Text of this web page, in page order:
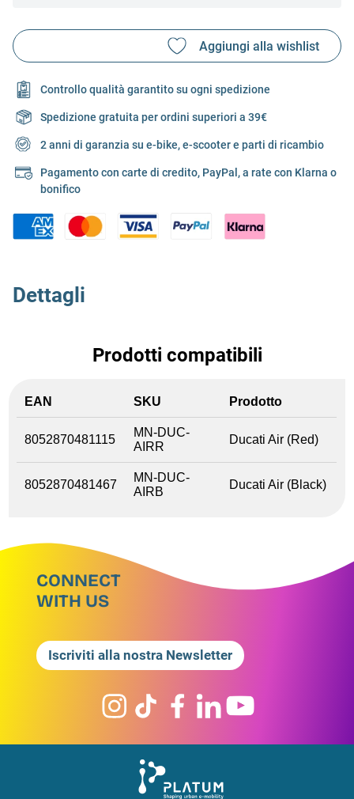
Controllo qualità garantito su ogni spedizione
Spedizione gratuita per ordini superiori a 39€
2 anni di garanzia su e-bike, e-scooter e parti di ricambio
Pagamento con carte di credito, PayPal, a rate con Klarna o
bonifico
Dettagli
Prodotti compatibili
EAN SKU Prodotto
8052870481115
MN-DUC-
AIRR
Ducati Air (Red)
8052870481467
MN-DUC-
AIRB
Ducati Air (Black)
CONNECT
WITH US
Iscriviti alla nostra Newsletter